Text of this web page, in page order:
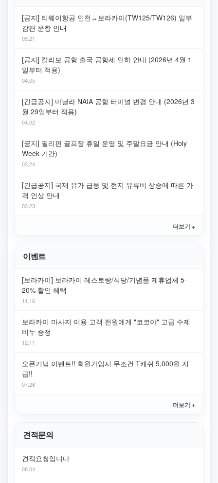
[공지] 티웨이항공 인천↔보라카이(TW125/TW126) 일부
감편 운항 안내
05.21
[공지] 칼리보 공항 출국 공항세 인하 안내 (2026년 4월 1
일부터 적용)
04.05
[긴급공지] 마닐라 NAIA 공항 터미널 변경 안내 (2026년 3
월 29일부터 적용)
04.02
[공지] 필리핀 골프장 휴일 운영 및 주말요금 안내 (Holy
Week 기간)
03.24
[긴급공지] 국제 유가 급등 및 현지 유류비 상승에 따른 가
격 인상 안내
03.23
더보기 +
이벤트
[보라카이] 보라카이 레스토랑/식당/기념품 제휴업체 5-
20% 할인 혜택
11.16
보라카이 마사지 이용 고객 전원에게 "코코야" 고급 수제
비누 증정
12.11
오픈기념 이벤트!! 회원가입시 무조건 T캐쉬 5,000원 지
급!!
07.28
더보기 +
견적문의
견적요청입니다
08.04